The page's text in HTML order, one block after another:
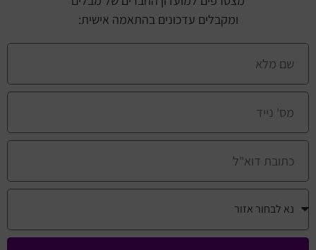
ומקבלים עדכונים בהתאמה אישית: